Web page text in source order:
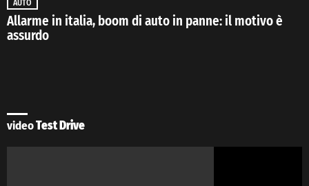
AUTO
Allarme in italia, boom di auto in panne: il motivo è
assurdo
videoTest Drive